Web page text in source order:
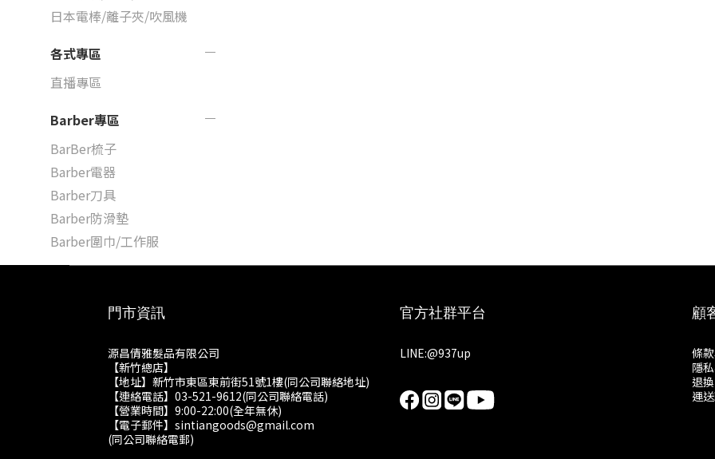
日本電棒/離子夾/吹風機
各式專區
直播專區
Barber專區
BarBer梳子
Barber電器
Barber刀具
Barber防滑墊
Barber圍巾/工作服
門市資訊
源昌倩雅髮品有限公司
【新竹總店】
【地址】新竹市東區東前街51號1樓(同公司聯絡地址)
【連絡電話】03-521-9612(同公司聯絡電話)
【營業時間】9:00-22:00(全年無休)
【電子郵件】sintiangoods@gmail.com
(同公司聯絡電郵)
官方社群平台
LINE:@937up
顧
條
隱
退
運